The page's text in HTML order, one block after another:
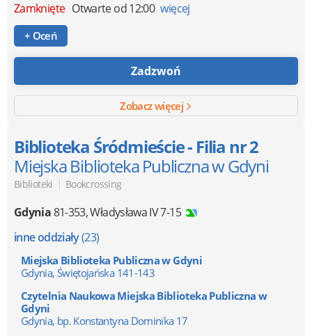
Zamknięte Otwarte od 12:00 więcej
+ Oceń
Zadzwoń
Zobacz więcej
Biblioteka Śródmieście - Filia nr 2
Miejska Biblioteka Publiczna w Gdyni
Biblioteki | Bookcrossing
Gdynia81-353,Władysława IV 7-15
inne oddziały(23)
Miejska Biblioteka Publiczna w Gdyni
Gdynia, Świętojańska 141-143
Czytelnia Naukowa Miejska Biblioteka Publiczna w
Gdyni
Gdynia, bp. Konstantyna Dominika 17